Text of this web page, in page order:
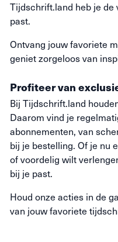
Tijdschrift.land heb je de
past.
Ontvang jouw favoriete
geniet zorgeloos van
Profiteer van
Bij Tijdschrift.land
Daarom vind je
abonnementen, van
bij je bestelling. Of je nu
of voordelig wilt
bij je past.
Houd onze acties in de
van jouw favoriete